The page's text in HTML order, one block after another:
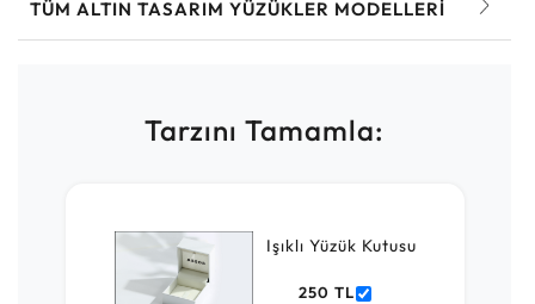
TÜM ALTIN TASARIM YÜZÜKLER MODELLERI
Tarzını Tamamla:
Işıklı Yüzük Kutusu
250 TL